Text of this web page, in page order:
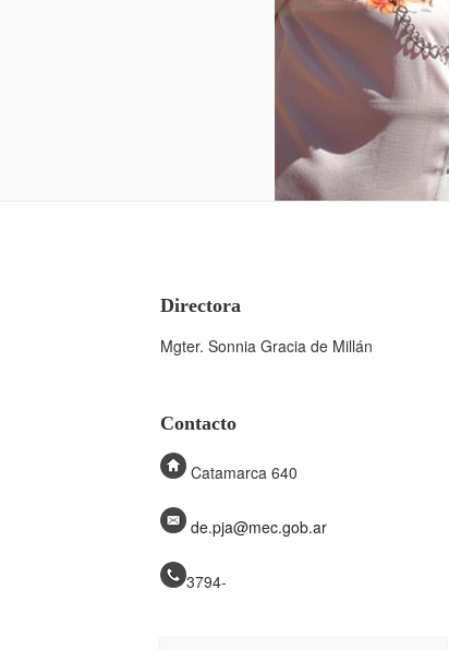
Directora
Mgter. Sonnia Gracia de Millán
Contacto
Catamarca 640
de.pja@mec.gob.ar
3794-